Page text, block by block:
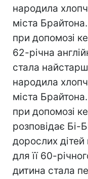
народила
міста
при допомозі
62-річна
стала
народила
міста
при допомозі
розповідає Бі-
дорослих
для її 60-
дитина стала